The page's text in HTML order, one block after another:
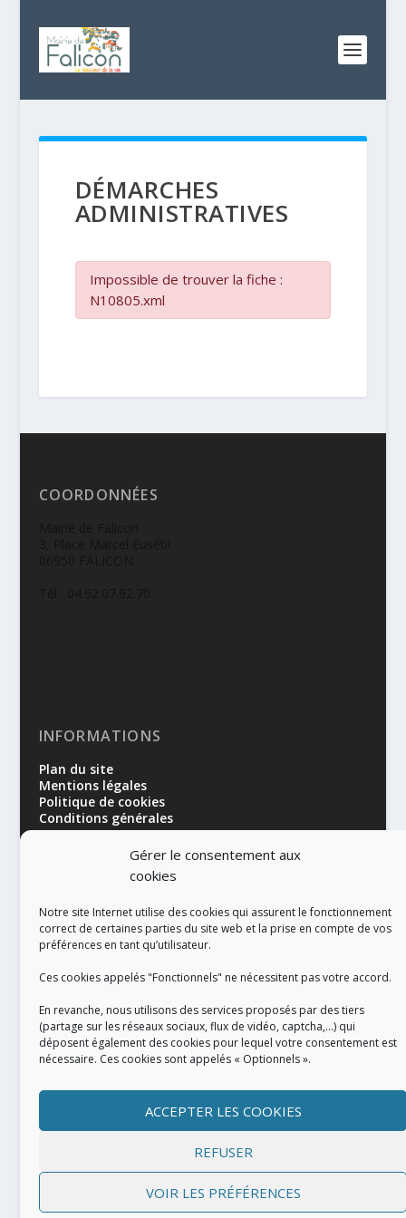
Gérer le consentement aux
cookies
Notre site Internet utilise des cookies qui assurent le fonctionnement
correct de certaines parties du site web et la prise en compte de vos
préférences en tant qu’utilisateur.
Ces cookies appelés "Fonctionnels" ne nécessitent pas votre accord.
En revanche, nous utilisons des services proposés par des tiers
(partage sur les réseaux sociaux, flux de vidéo, captcha,...) qui
déposent également des cookies pour lequel votre consentement est
nécessaire. Ces cookies sont appelés « Optionnels ».
ACCEPTER LES COOKIES
REFUSER
VOIR LES PRÉFÉRENCES
DÉMARCHES
ADMINISTRATIVES
Impossible de trouver la fiche :
N10805.xml
COORDONNÉES
INFORMATIONS
Plan du site
Mentions légales
Politique de cookies
Conditions générales